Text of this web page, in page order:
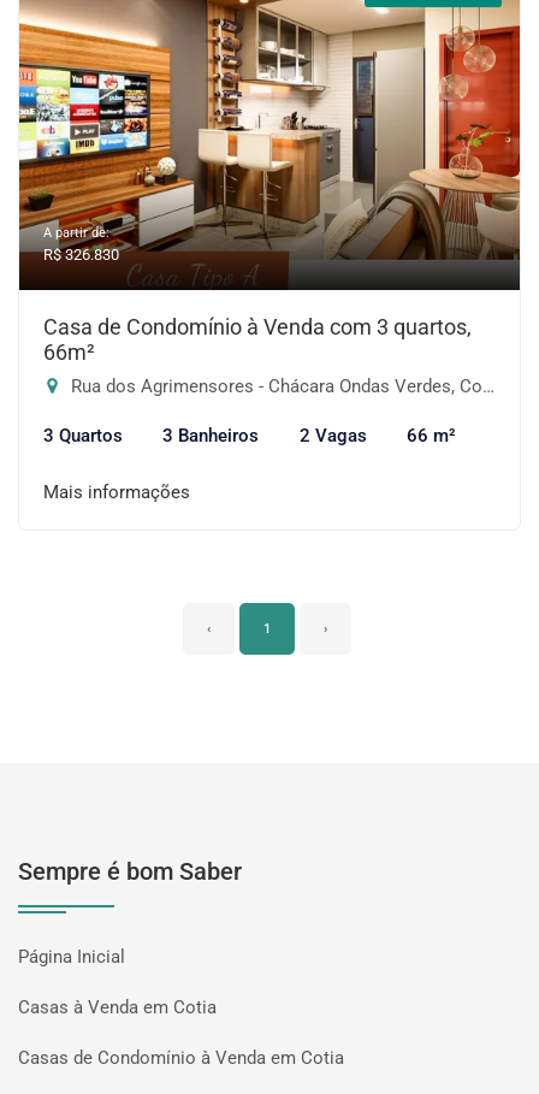
A partir de:
R$ 326.830
Casa de Condomínio à Venda com 3 quartos,
66m²
Rua dos Agrimensores - Chácara Ondas Verdes, Cotia-SP
3 Quartos 3 Banheiros 2 Vagas 66 m²
Mais informações
‹ 1 ›
Sempre é bom Saber
Página Inicial
Casas à Venda em Cotia
Casas de Condomínio à Venda em Cotia